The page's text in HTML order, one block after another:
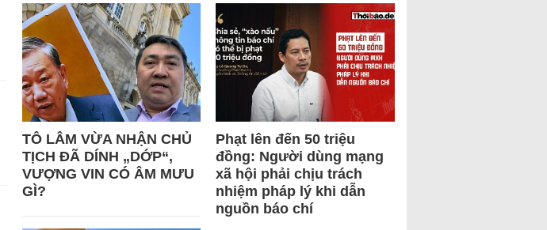
TÔ LÂM VỪA NHẬN CHỦ
TỊCH ĐÃ DÍNH „DỚP“,
VƯỢNG VIN CÓ ÂM MƯU
GÌ?
Phạt lên đến 50 triệu
đồng: Người dùng mạng
xã hội phải chịu trách
nhiệm pháp lý khi dẫn
nguồn báo chí